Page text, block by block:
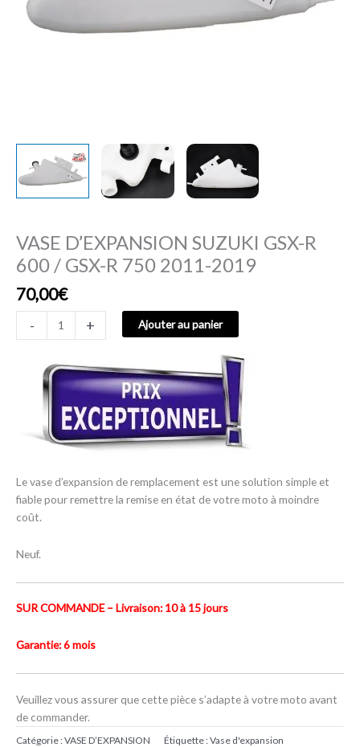
VASE D’EXPANSION SUZUKI GSX-R
600 / GSX-R 750 2011-2019
70,00€
-
750
2011-
+ Ajouter au panier
Le vase d’expansion de remplacement est une solution simple et
fiable pour remettre la remise en état de votre moto à moindre
coût.
Neuf.
SUR COMMANDE – Livraison: 10 à 15 jours
Garantie: 6 mois
Veuillez vous assurer que cette pièce s’adapte à votre moto avant
de commander.
Catégorie :VASE D’EXPANSION Étiquette :Vase d'expansion